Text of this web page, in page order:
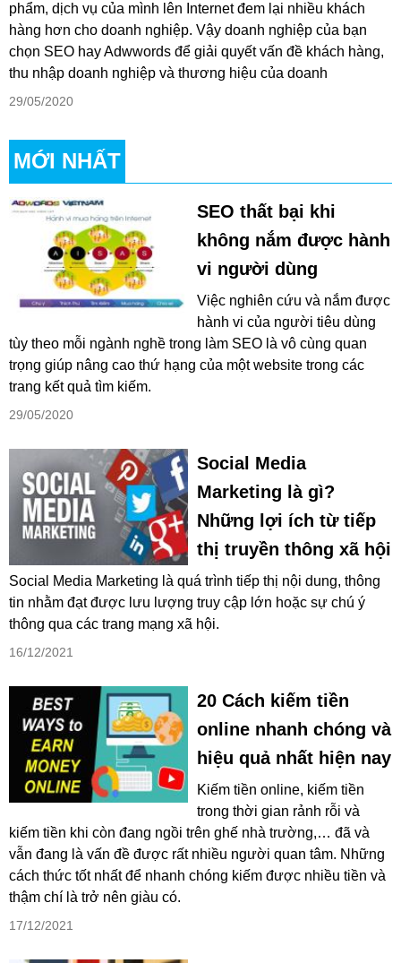
phẩm, dịch vụ của mình lên Internet đem lại nhiều khách
hàng hơn cho doanh nghiệp. Vậy doanh nghiệp của bạn
chọn SEO hay Adwwords để giải quyết vấn đề khách hàng,
thu nhập doanh nghiệp và thương hiệu của doanh
29/05/2020
MỚI NHẤT
SEO thất bại khi
không nắm được hành
vi người dùng
Việc nghiên cứu và nắm được
hành vi của người tiêu dùng
tùy theo mỗi ngành nghề trong làm SEO là vô cùng quan
trọng giúp nâng cao thứ hạng của một website trong các
trang kết quả tìm kiếm.
29/05/2020
Social Media
Marketing là gì?
Những lợi ích từ tiếp
thị truyền thông xã hội
Social Media Marketing là quá trình tiếp thị nội dung, thông
tin nhằm đạt được lưu lượng truy cập lớn hoặc sự chú ý
thông qua các trang mạng xã hội.
16/12/2021
20 Cách kiếm tiền
online nhanh chóng và
hiệu quả nhất hiện nay
Kiếm tiền online, kiếm tiền
trong thời gian rảnh rỗi và
kiếm tiền khi còn đang ngồi trên ghế nhà trường,… đã và
vẫn đang là vấn đề được rất nhiều người quan tâm. Những
cách thức tốt nhất để nhanh chóng kiếm được nhiều tiền và
thậm chí là trở nên giàu có.
17/12/2021